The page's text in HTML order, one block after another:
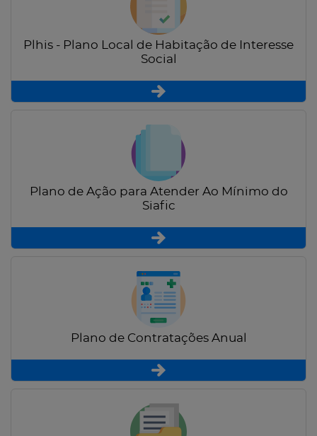
Plhis - Plano Local de Habitação de Interesse
Social
Plano de Ação para Atender Ao Mínimo do
Siafic
Plano de Contratações Anual